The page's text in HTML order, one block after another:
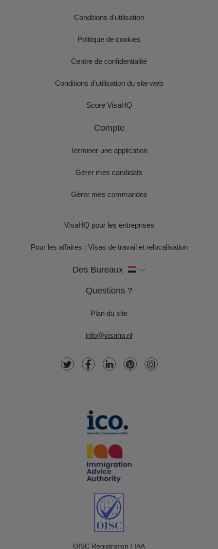
Conditions d'utilisation
Politique de cookies
Centre de confidentialité
Conditions d'utilisation du site web
Score VisaHQ
Compte
Terminer une application
Gérer mes candidats
Gérer mes commandes
VisaHQ pour les entreprises
Pour les affaires : Visas de travail et relocalisation
Des Bureaux
Questions ?
Plan du site
info@visahq.nl
OISC Registration / IAA